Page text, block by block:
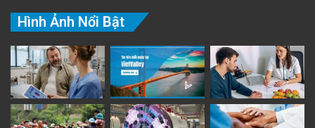
và được hỗ trợ bởi khoa học thần kinh:
Ngồi thoải mái, mắt mở hoặc nhắm.
Hít vào và thầm nói: “Ở đây.”
Thở ra và thầm nói: “Ngay bây giờ.”
Hình Ảnh Nổi Bật